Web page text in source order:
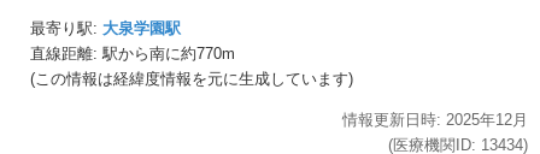
最寄り駅: 大泉学園駅
直線距離: 駅から南に約770m
(この情報は経緯度情報を元に生成しています)
情報更新日時: 2025年12月
(医療機関ID: 13434)